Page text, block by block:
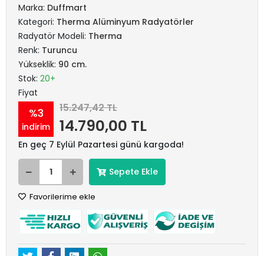
Marka: Duffmart
Kategori: Therma Alüminyum Radyatörler
Radyatör Modeli: Therma
Renk: Turuncu
Yükseklik: 90 cm.
Stok: 20+
Fiyat
%3
indirim
15.247,42 TL
14.790,00 TL
En geç 7 Eylül Pazartesi günü kargoda!
Sepete Ekle
Favorilerime ekle